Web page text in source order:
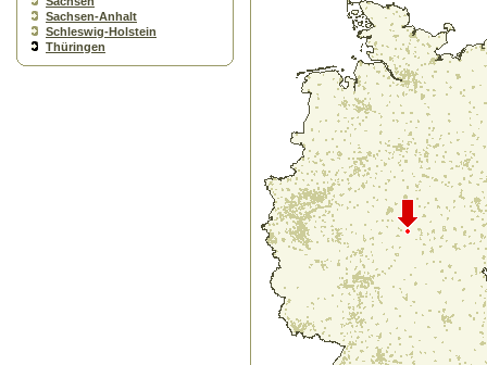
Sachsen-Anhalt
Schleswig-Holstein
Thüringen